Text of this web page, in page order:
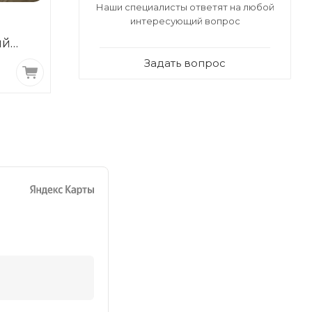
Лиственница светлая
ДВПО
Орех № 4842
Наши специалисты ответят на любой
интересующий вопрос
Задать вопрос